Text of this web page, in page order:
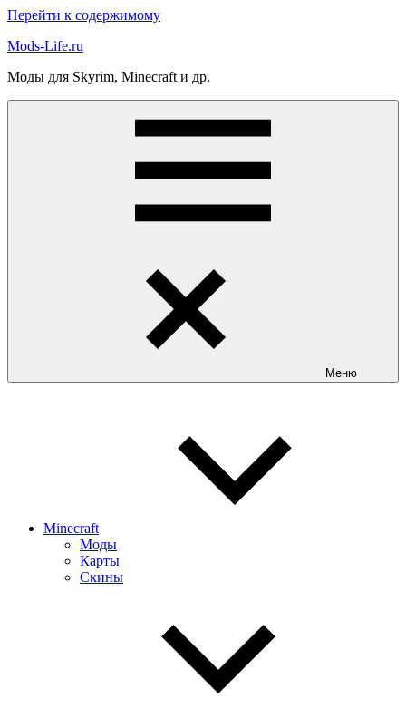
Перейти к содержимому
Mods-Life.ru
Моды для Skyrim, Minecraft и др.
Меню
Minecraft
Моды
Карты
Скины